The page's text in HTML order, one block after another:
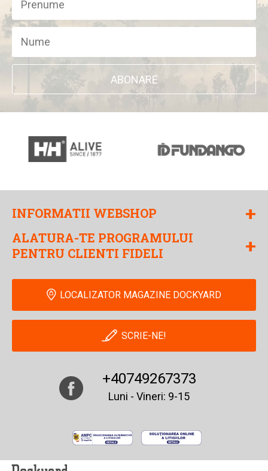
ABONARE
INFORMATII WEBSHOP +
ALATURA-TE PROGRAMULUI
PENTRU CLIENTI FIDELI
+
LOCALIZATOR MAGAZINE DOCKYARD
+40749267373
Luni - Vineri: 9-15
SCRIE-NE!